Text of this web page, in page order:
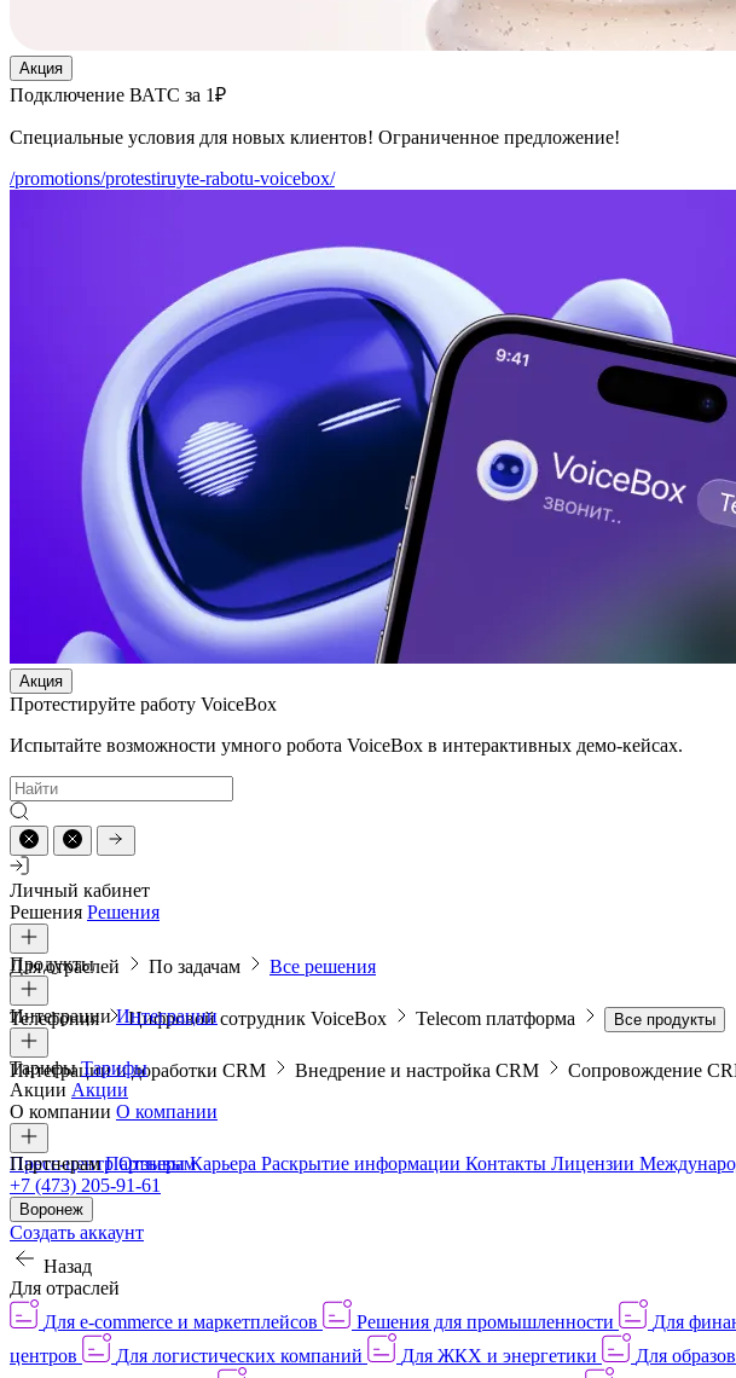
Акция
Подключение ВАТС за 1₽
Специальные условия для новых клиентов! Ограниченное предложение!
/promotions/protestiruyte-rabotu-voicebox/
Акция
Протестируйте работу VoiceBox
Испытайте возможности умного робота VoiceBox в интерактивных демо-кейсах.
Личный кабинет
Решения Решения
Для отраслей По задачам Все решения
Продукты
Телефония Цифровой сотрудник VoiceBox Telecom платформа Все продукты
ИнтеграцииИнтеграции
Интеграции и доработки CRM Внедрение и настройка CRM Сопровождение
ТарифыТарифы
Акции Акции
О компании О компании
Пресс-центрОтзывыКарьера Раскрытие информации Контакты Лицензии
ПартнерамПартнерам
+7 (473) 205-91-61
Воронеж
Создать аккаунт
Назад
Для отраслей
Для e-commerce и маркетплейсов
Решения для промышленности Для
центров
Для логистических компаний Для ЖКХ и энергетики Для